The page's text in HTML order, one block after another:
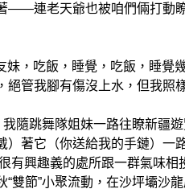
——連老天爺也被咱們倆打
吃飯，睡覺，吃飯，睡覺
絕管我腳有傷沒上水，但我
跳舞隊姐妹一路往瞭新疆
著它（你送給我的手鏈）一路
興趣義的處所跟一群氣味相
雙節”小聚流動，在沙坪壩沙